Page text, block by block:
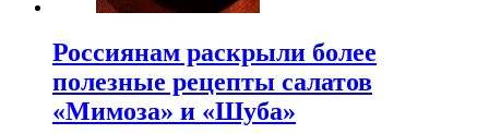
Россиянам раскрыли более
полезные рецепты салатов
«Мимоза» и «Шуба»